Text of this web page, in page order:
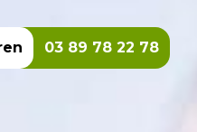
03 89 78 22 78